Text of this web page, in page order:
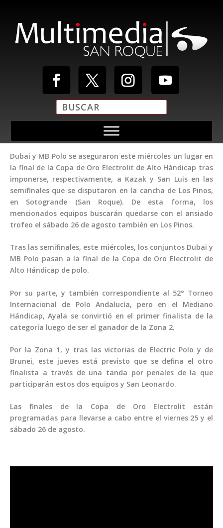
Dubai y MB Polo se aseguraron este miércoles un lugar en
la final de la Copa de Oro Electrolit de Alto Hándicap tras
imponerse, respectivamente, a Kazak y San Luis en las
semifinales que se disputaron en la cancha de Los Pinos,
en Sotogrande (San Roque). De esta forma, los
mencionados equipos buscarán quedarse con el ansiado
trofeo el sábado 26 de agosto también en Los Pinos.
Tras las semifinales, este miércoles, los conjuntos Dubai y
MB Polo pasan a la final de la Copa de Oro Electrolit de
Alto Hándicap de polo.
Por su parte, y también correspondiente al 52° Torneo
Internacional de Polo Andalucía, pero en el Mediano
Hándicap, Ayala se convirtió en el primer finalista de la
categoría luego de ser el ganador de la Zona 2.
Por la Zona 1, y tras las victorias de Electric Polo y de
Brunei, este jueves está previsto que se defina el otro
finalista a través de una tanda por penales de la que
participarán estos dos equipos y San Leonardo.
Las finales de la Copa de Oro Electrolit están
programadas para llevarse a cabo entre el viernes 25 y el
sábado 26 de agosto.